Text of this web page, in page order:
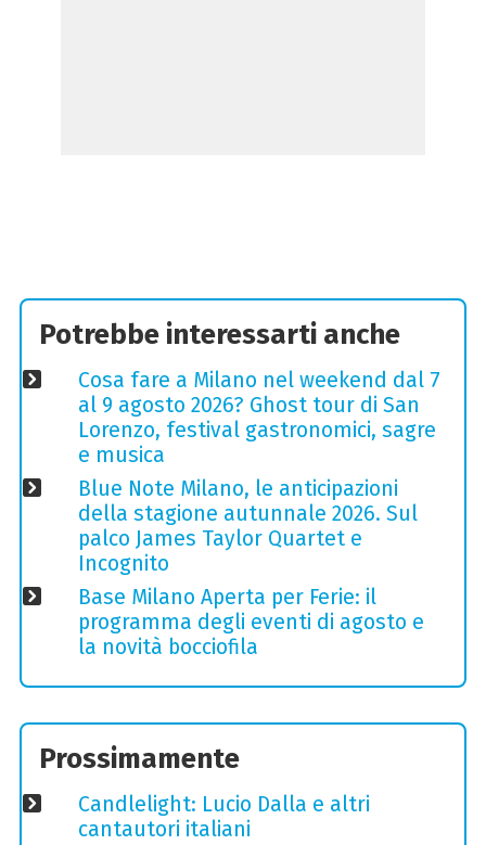
Potrebbe interessarti anche
Cosa fare a Milano nel weekend dal 7
al 9 agosto 2026? Ghost tour di San
Lorenzo, festival gastronomici, sagre
e musica
Blue Note Milano, le anticipazioni
della stagione autunnale 2026. Sul
palco James Taylor Quartet e
Incognito
Base Milano Aperta per Ferie: il
programma degli eventi di agosto e
la novità bocciofila
Prossimamente
Candlelight: Lucio Dalla e altri
cantautori italiani